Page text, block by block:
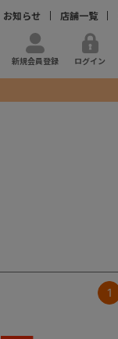
お知らせ 店舗一覧
新規会員登録 ログイン
1